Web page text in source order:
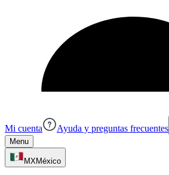
Mi cuenta Ayuda y preguntas frecuentes
Menu
MXMéxico